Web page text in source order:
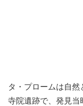
タ・プロームは自
寺院遺跡で、発見当